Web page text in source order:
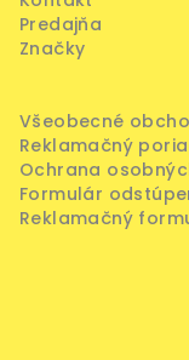
Predajňa
Značky
Všeobecné
Reklamačný
Ochrana
Formulár
Reklamačný